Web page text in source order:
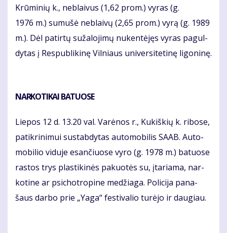
Krū­mi­nių k., ne­blai­vus (1,62 prom.) vy­ras (g.
1976 m.) su­mu­šė ne­blai­vų (2,65 prom.) vy­rą (g. 1989
m.). Dėl pa­tir­tų su­ža­lo­ji­mų nu­ken­tė­jęs vy­ras pa­gul­
dy­tas į Res­pub­li­ki­nę Vil­niaus uni­ver­si­te­ti­nę li­go­ni­nę.
NAR­KO­TI­KAI BA­TUO­SE
Lie­pos 12 d. 13.20 val. Va­rė­nos r., Ku­kiš­kių k. ri­bo­se,
pa­tik­ri­ni­mui su­stab­dy­tas au­to­mo­bi­lis SA­AB. Au­to­
mo­bi­lio vi­du­je esan­čiuo­se vy­ro (g. 1978 m.) ba­tuo­se
ras­tos trys plas­ti­ki­nės pa­kuo­tės su, įta­ria­ma, nar­
ko­ti­ne ar psi­chot­ro­pi­ne me­džia­ga. Po­li­ci­ja pa­na­
šaus dar­bo prie „Yaga“ fes­ti­va­lio tu­rė­jo ir dau­giau.